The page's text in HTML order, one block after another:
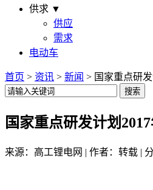
供求 ▼
供应
需求
电动车
首页 > 资讯 > 新闻 > 国家重点研
国家重点研发计划
来源：高工锂电网 | 作者：转载 | 分